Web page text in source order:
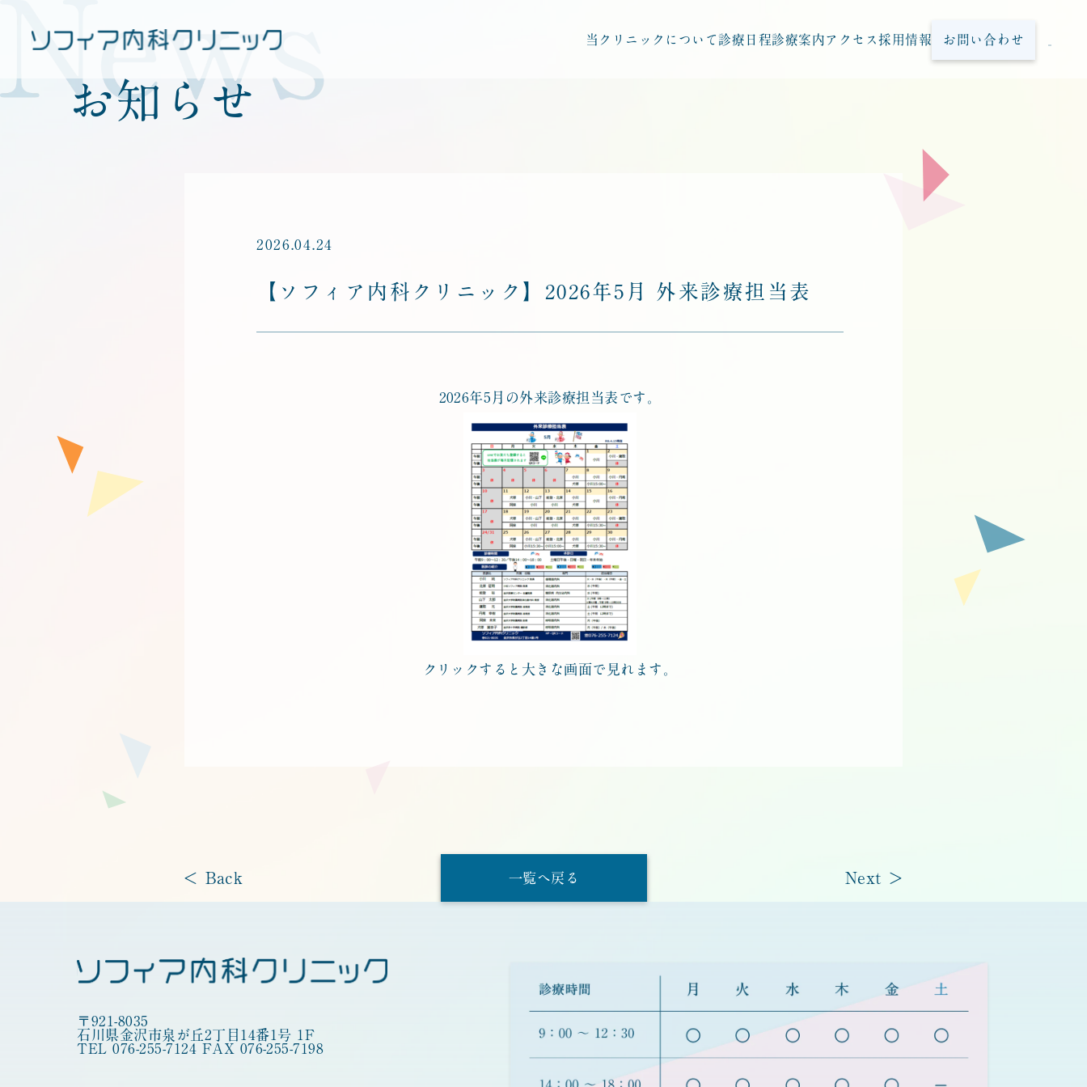
当クリニックについて診療日程診療案内アクセス採用情報 お問い合わせ
お知らせ
2026.04.24
【ソフィア内科クリニック】2026年5月 外来診療担当表
2026年5月の外来診療担当表です。
クリックすると大きな画面で見れます。
< Back 一覧へ戻る Next >
〒921-8035
石川県金沢市泉が丘2丁目14番1号 1F
TEL 076-255-7124 FAX 076-255-7198